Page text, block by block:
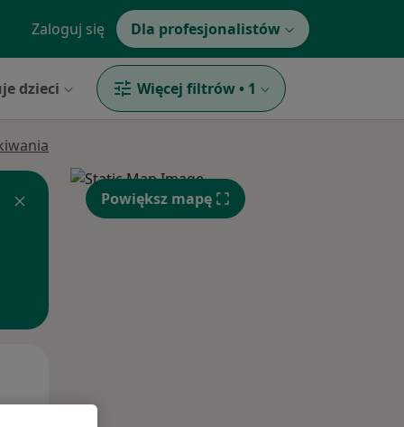
Zaloguj się Dla profesjonalistów
dzieci Więcej filtrów • 1
Powiększ mapę